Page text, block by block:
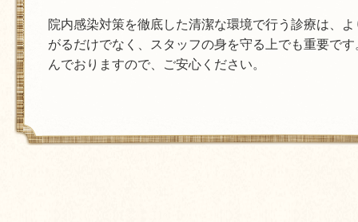
院内感染対策を徹底した清潔な環境で行う診療は、
がるだけでなく、スタッフの身を守る上でも重要で
んでおりますので、ご安心ください。